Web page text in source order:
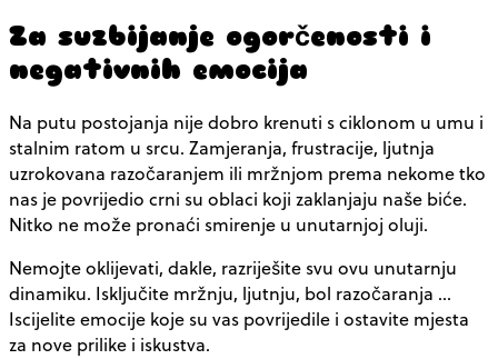
Za suzbijanje ogorčenosti i
negativnih emocija
Na putu postojanja nije dobro krenuti s ciklonom u umu i
stalnim ratom u srcu. Zamjeranja, frustracije, ljutnja
uzrokovana razočaranjem ili mržnjom prema nekome tko
nas je povrijedio crni su oblaci koji zaklanjaju naše biće.
Nitko ne može pronaći smirenje u unutarnjoj oluji.
Nemojte oklijevati, dakle, razriješite svu ovu unutarnju
dinamiku. Isključite mržnju, ljutnju, bol razočaranja …
Iscijelite emocije koje su vas povrijedile i ostavite mjesta
za nove prilike i iskustva.